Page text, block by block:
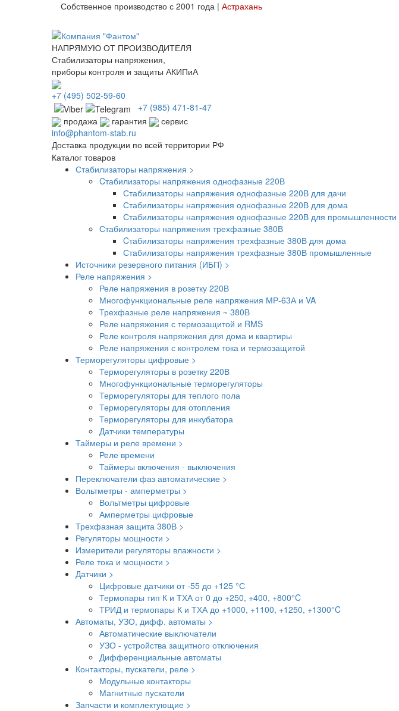
Собственное производство с 2001 года | Астрахань
НАПРЯМУЮ ОТ ПРОИЗВОДИТЕЛЯ
Стабилизаторы напряжения,
приборы контроля и защиты АКИПиА
+7 (495) 502-59-60
+7 (985) 471-81-47
продажа
гарантия
сервис
info@phantom-stab.ru
Доставка продукции по всей территории РФ
Каталог товаров
Стабилизаторы напряжения >
Cтабилизаторы напряжения однофазные 220В
Стабилизаторы напряжения однофазные 220В для дачи
Стабилизаторы напряжения однофазные 220В для дома
Стабилизаторы напряжения однофазные 220В для промышленности
Стабилизаторы напряжения трехфазные 380В
Cтабилизаторы напряжения трехфазные 380В для дома
Стабилизаторы напряжения трехфазные 380В промышленные
Источники резервного питания (ИБП) >
Реле напряжения >
Реле напряжения в розетку 220В
Многофункциональные реле напряжения МР-63А и VA
Трехфазные реле напряжения ~ 380В
Реле напряжения с термозащитой и RMS
Реле контроля напряжения для дома и квартиры
Реле напряжения с контролем тока и термозащитой
Терморегуляторы цифровые >
Терморегуляторы в розетку 220В
Многофункциональные терморегуляторы
Терморегуляторы для теплого пола
Терморегуляторы для отопления
Терморегуляторы для инкубатора
Датчики температуры
Таймеры и реле времени >
Реле времени
Таймеры включения - выключения
Переключатели фаз автоматические >
Вольтметры - амперметры >
Вольтметры цифровые
Амперметры цифровые
Трехфазная защита 380В >
Регуляторы мощности >
Измерители регуляторы влажности >
Реле тока и мощности >
Датчики >
Цифровые датчики от -55 до +125 °С
Термопары тип К и ТХА от 0 до +250, +400, +800°C
ТРИД и термопары К и ТХА до +1000, +1100, +1250, +1300°C
Автоматы, УЗО, дифф. автоматы >
Автоматические выключатели
УЗО - устройства защитного отключения
Дифференциальные автоматы
Контакторы, пускатели, реле >
Модульные контакторы
Магнитные пускатели
Запчасти и комплектующие >